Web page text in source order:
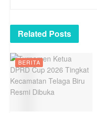
Related Posts
BERITA